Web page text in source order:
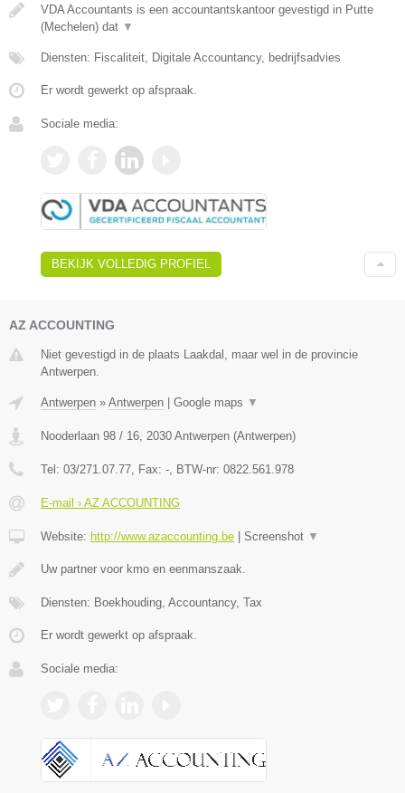
VDA Accountants is een accountantskantoor gevestigd in Putte
(Mechelen) dat ▼
Diensten: Fiscaliteit, Digitale Accountancy, bedrijfsadvies
Er wordt gewerkt op afspraak.
Sociale media:
BEKIJK VOLLEDIG PROFIEL
AZ ACCOUNTING
Niet gevestigd in de plaats Laakdal, maar wel in de provincie
Antwerpen.
Antwerpen » Antwerpen Google maps ▼
Nooderlaan 98 / 16, 2030 Antwerpen (Antwerpen)
Tel: 03/271.07.77, Fax: -, BTW-nr: 0822.561.978
E-mail › AZ ACCOUNTING
Website: http://www.azaccounting.be Screenshot ▼
Uw partner voor kmo en eenmanszaak.
Diensten: Boekhouding, Accountancy, Tax
Er wordt gewerkt op afspraak.
Sociale media: